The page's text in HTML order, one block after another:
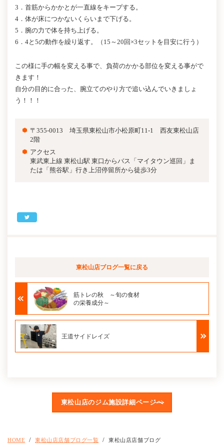
3．首筋からかかとが一直線をキープする。
4．体が床につかないくらいまで下げる。
5．腕の力で体を持ち上げる。
6．4と5の動作を繰り返す。（15～20回×3セットを目安に行う）
この様に手の幅を変える事で、負荷のかかる部位を変える事がで
きます！
自分の目的に合った、腕立てのやり方で追い込んでいきましょ
う！！！
〒355-0013 埼玉県東松山市小松原町11-1 西友東松山店
2階
アクセス
東武東上線 東松山駅 東口からバス「マイタウン巡回」ま
たは「熊谷駅」行き上沼停留所から徒歩3分
東松山店ブログ一覧に戻る
筋トレの秋 ～旬の食材
の栄養成分～
王道サイドレイズ
東松山店のジム施設詳細ページへ
HOME 東松山店店舗ブログ一覧 東松山店店舗ブログ